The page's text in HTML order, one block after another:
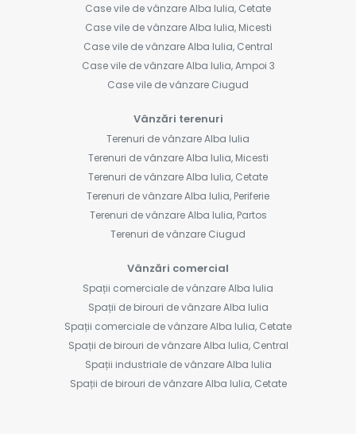
Case vile de vânzare Alba Iulia, Cetate
Case vile de vânzare Alba Iulia, Micesti
Case vile de vânzare Alba Iulia, Central
Case vile de vânzare Alba Iulia, Ampoi 3
Case vile de vânzare Ciugud
Vânzări terenuri
Terenuri de vânzare Alba Iulia
Terenuri de vânzare Alba Iulia, Micesti
Terenuri de vânzare Alba Iulia, Cetate
Terenuri de vânzare Alba Iulia, Periferie
Terenuri de vânzare Alba Iulia, Partos
Terenuri de vânzare Ciugud
Vânzări comercial
Spații comerciale de vânzare Alba Iulia
Spații de birouri de vânzare Alba Iulia
Spații comerciale de vânzare Alba Iulia, Cetate
Spații de birouri de vânzare Alba Iulia, Central
Spații industriale de vânzare Alba Iulia
Spații de birouri de vânzare Alba Iulia, Cetate